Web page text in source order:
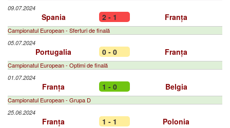
09.07.2024
Spania 2 - 1 Franța
Campionatul European - Sferturi de finală
05.07.2024
Portugalia 0 - 0 Franța
Campionatul European - Optimi de finală
01.07.2024
Franța 1 - 0 Belgia
Campionatul European - Grupa D
25.06.2024
Franța 1 - 1 Polonia